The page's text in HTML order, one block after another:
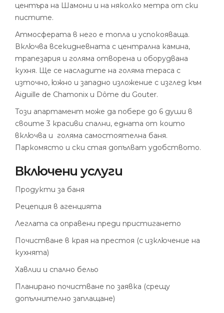
центъра на Шамони и на няколко метра от ски
пистите.
Атмосферата в него е топла и успокояваща.
Включва всекидневната с централна камина,
трапезария и голяма отворена и оборудвана
кухня. Ще се насладите на голяма тераса с
източно, южно и западно изложение с изглед към
Aiguille de Chamonix и Dôme du Gouter.
Този апартамент може да побере до 6 души в
своите 3 красиви спални, едната от които
включва и голяма самостоятелна баня.
Паркомясто и ски стая допълват удобството.
Включени услуги
Продукти за баня
Рецепция в агенцията
Леглата са оправени преди пристигането
Почистване в края на престоя (с изключение на
кухнята)
Хавлии и спално бельо
Планирано почистване по заявка (срещу
допълнително заплащане)